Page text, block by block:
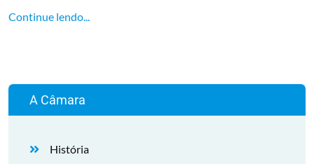
Continue lendo...
A Câmara
História